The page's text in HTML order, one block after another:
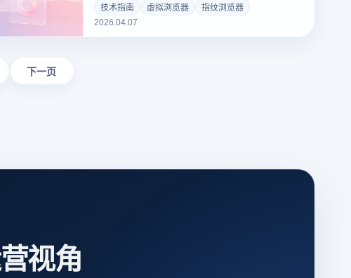
比多款工具，结合云登指纹浏览器的智能网络自
检技术，助您快速恢复多账号矩阵的稳定连接，
技术指南 虚拟浏览器
指纹浏览器
2026.04.07
下一页
视角